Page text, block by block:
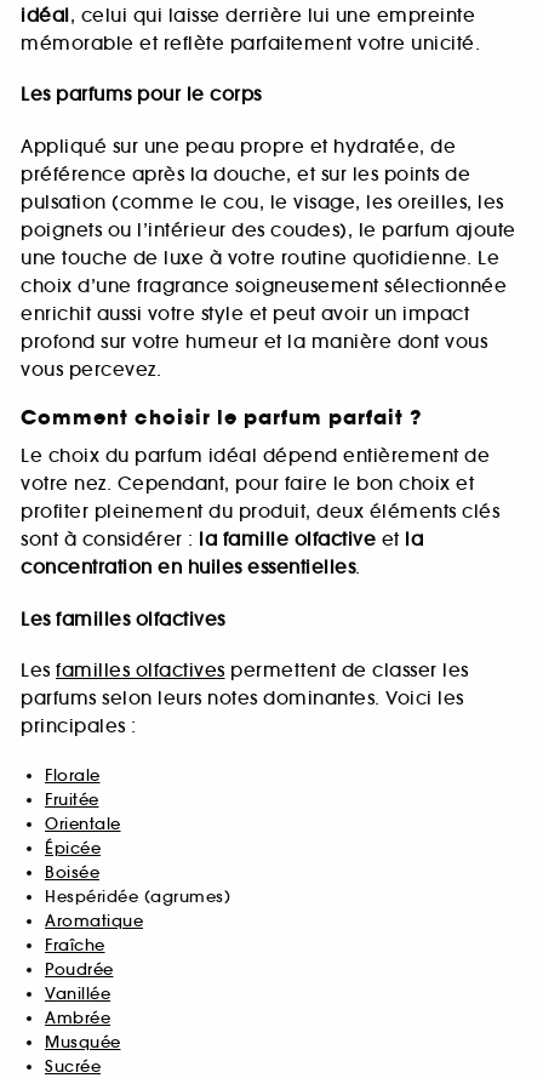
idéal, celui qui laisse derrière lui une empreinte
mémorable et reflète parfaitement votre unicité.
Les parfums pour le corps
Appliqué sur une peau propre et hydratée, de
préférence après la douche, et sur les points de
pulsation (comme le cou, le visage, les oreilles, les
poignets ou l’intérieur des coudes), le parfum ajoute
une touche de luxe à votre routine quotidienne. Le
choix d’une fragrance soigneusement sélectionnée
enrichit aussi votre style et peut avoir un impact
profond sur votre humeur et la manière dont vous
vous percevez.
Comment choisir le parfum parfait ?
Le choix du parfum idéal dépend entièrement de
votre nez. Cependant, pour faire le bon choix et
profiter pleinement du produit, deux éléments clés
sont à considérer : la famille olfactive et la
concentration en huiles essentielles.
Les familles olfactives
Les familles olfactives permettent de classer les
parfums selon leurs notes dominantes. Voici les
principales :
Florale
Fruitée
Orientale
Épicée
Boisée
Hespéridée (agrumes)
Aromatique
Fraîche
Poudrée
Vanillée
Ambrée
Musquée
Sucrée